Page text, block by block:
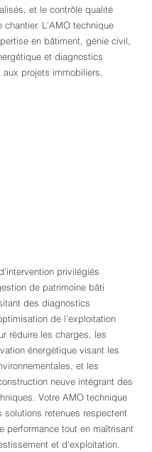
et le contrôle qualité
L’AMO technique
en bâtiment, génie civil,
et diagnostics
projets immobiliers.
privilégiés
de patrimoine bâti
des diagnostics
de l’exploitation
réduire les charges, les
énergétique visant les
et les
neuve intégrant des
Votre AMO technique
solutions retenues respectent
performance tout en maîtrisant
et d’exploitation.